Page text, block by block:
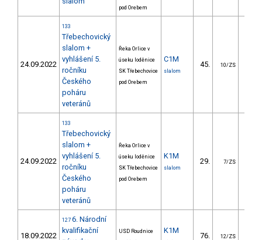
pod Orebem
24.09.2022
133
Třebechovický
slalom +
vyhlášení 5.
ročníku
Českého
poháru
veteránů
Řeka Orlice v
úseku loděnice
SK Třebechovice
pod Orebem
C1M
slalom
45. 10/ZS
24.09.2022
133
Třebechovický
slalom +
vyhlášení 5.
ročníku
Českého
poháru
veteránů
Řeka Orlice v
úseku loděnice
SK Třebechovice
pod Orebem
K1M
slalom
29. 7/ZS
18.09.2022
127 6. Národní
kvalifikační
USD Roudnice
K1M
76. 12/ZS